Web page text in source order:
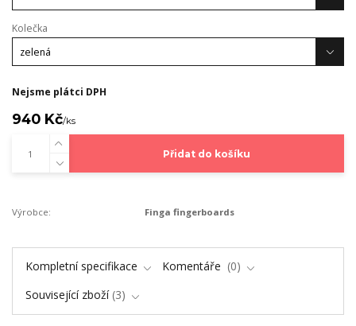
Kolečka
Nejsme plátci DPH
940 Kč/ks
Přidat do košíku
Výrobce: Finga fingerboards
Kompletní specifikace Komentáře
0
Související zboží 3